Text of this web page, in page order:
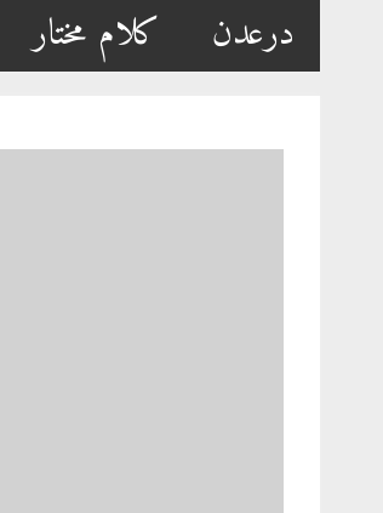
درعدن
کلام مختار